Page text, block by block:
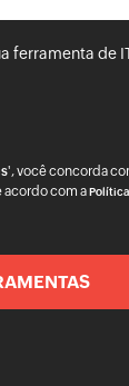
ferramenta de
', você concorda
acordo com a